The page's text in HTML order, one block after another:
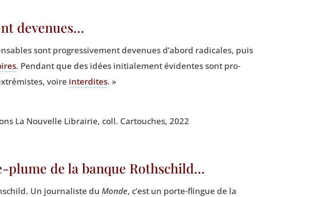
devenues…
sont pro­gres­si­ve­ment deve­nues d’abord radi­cales, puis
. Pen­dant que des idées ini­tia­le­ment évi­dentes sont pro­
voire inter­dites. »
La Nou­velle Librai­rie, coll. Car­touches, 2022
plume de la banque Rothschild…
Un jour­na­liste du Monde, c’est un porte-flingue de la